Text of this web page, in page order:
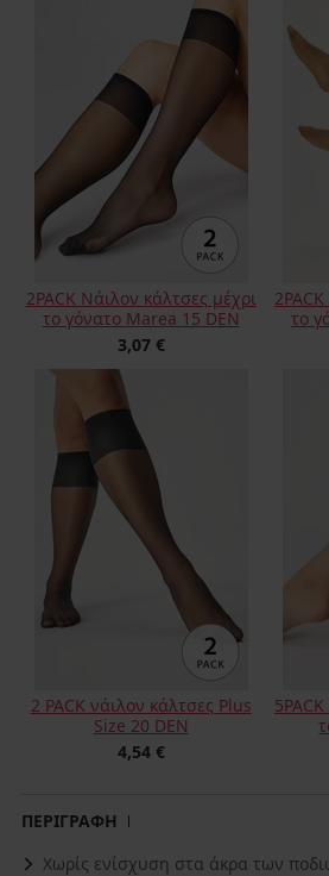
2PACK Νάιλον κάλτσες μέχρι
το γόνατο Marea 15 DEN
3,07 €
το
2 PACK νάιλον κάλτσες Plus
Size 20 DEN
4,54 €
ΠΕΡΙΓΡΑΦΗ
Χωρίς ενίσχυση στα άκρα των